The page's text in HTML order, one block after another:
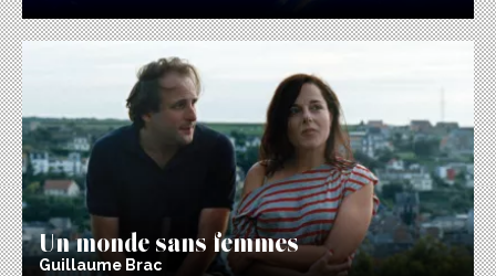
Un monde sans femmes
Guillaume Brac